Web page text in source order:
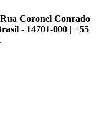
Coronel Conrado
- 14701-000 | +55